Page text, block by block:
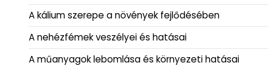
A kálium szerepe a növények fejlődésében
A nehézfémek veszélyei és hatásai
A műanyagok lebomlása és környezeti hatásai